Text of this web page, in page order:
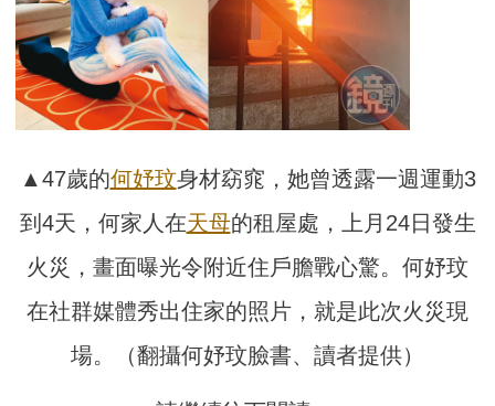
▲47歲的何妤玟身材窈窕，她曾透露一週運動3
到4天，何家人在天母的租屋處，上月24日發生
火災，畫面曝光令附近住戶膽戰心驚。何妤玟
在社群媒體秀出住家的照片，就是此次火災現
場。（翻攝何妤玟臉書、讀者提供）